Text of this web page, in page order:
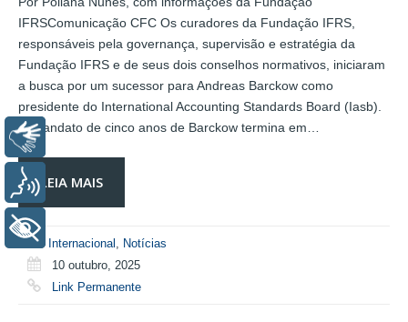
IFRSComunicação CFC Os curadores da Fundação IFRS,
responsáveis pela governança, supervisão e estratégia da
Fundação IFRS e de seus dois conselhos normativos, iniciaram
a busca por um sucessor para Andreas Barckow como
presidente do International Accounting Standards Board (Iasb).
O mandato de cinco anos de Barckow termina em…
LEIA MAIS
Internacional , Notícias
10 outubro, 2025
Link Permanente
Libras
Voz